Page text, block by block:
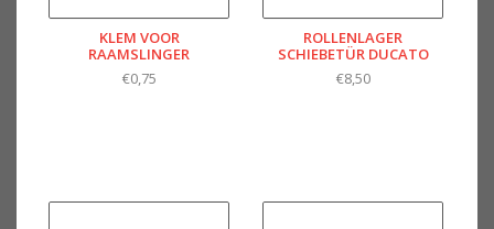
KLEM VOOR
RAAMSLINGER
€0,75
ROLLENLAGER
SCHIEBETÜR DUCATO
€8,50